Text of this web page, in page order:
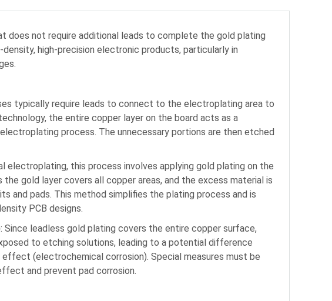
does not require additional leads to complete the gold plating
high-precision electronic products, particularly in
typically require leads to connect to the electroplating area to
the entire copper layer on the board acts as a
process. The unnecessary portions are then etched
electroplating, this process involves applying gold plating on the
gold layer covers all copper areas, and the excess material is
and pads. This method simplifies the plating process and is
PCB designs.
: Since leadless gold plating covers the entire copper surface,
to etching solutions, leading to a potential difference
(electrochemical corrosion). Special measures must be
and prevent pad corrosion.